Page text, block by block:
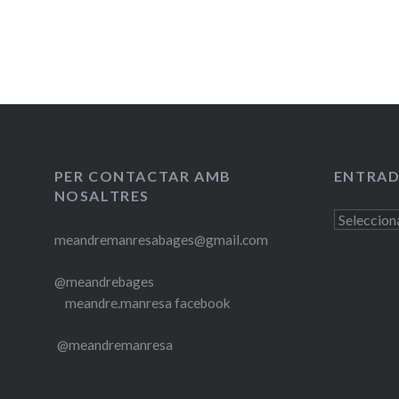
PER CONTACTAR AMB
NOSALTRES
meandremanresabages@gmail.com
@meandrebages
meandre.manresa facebook
@meandremanresa
Entrades